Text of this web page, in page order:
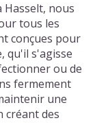
Hasselt, nous
tous les
conçues pour
qu'il s'agisse
ou de
fermement
une
créant des